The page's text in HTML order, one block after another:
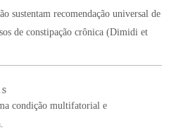
sustentam recomendação universal de
de constipação crônica (Dimidi et
condição multifatorial e